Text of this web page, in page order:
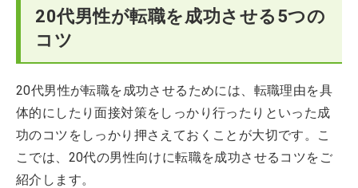
20代男性が転職を成功させる5つの
コツ
20代男性が転職を成功させるためには、転職理由を具
体的にしたり面接対策をしっかり行ったりといった成
功のコツをしっかり押さえておくことが大切です。こ
こでは、20代の男性向けに転職を成功させるコツをご
紹介します。